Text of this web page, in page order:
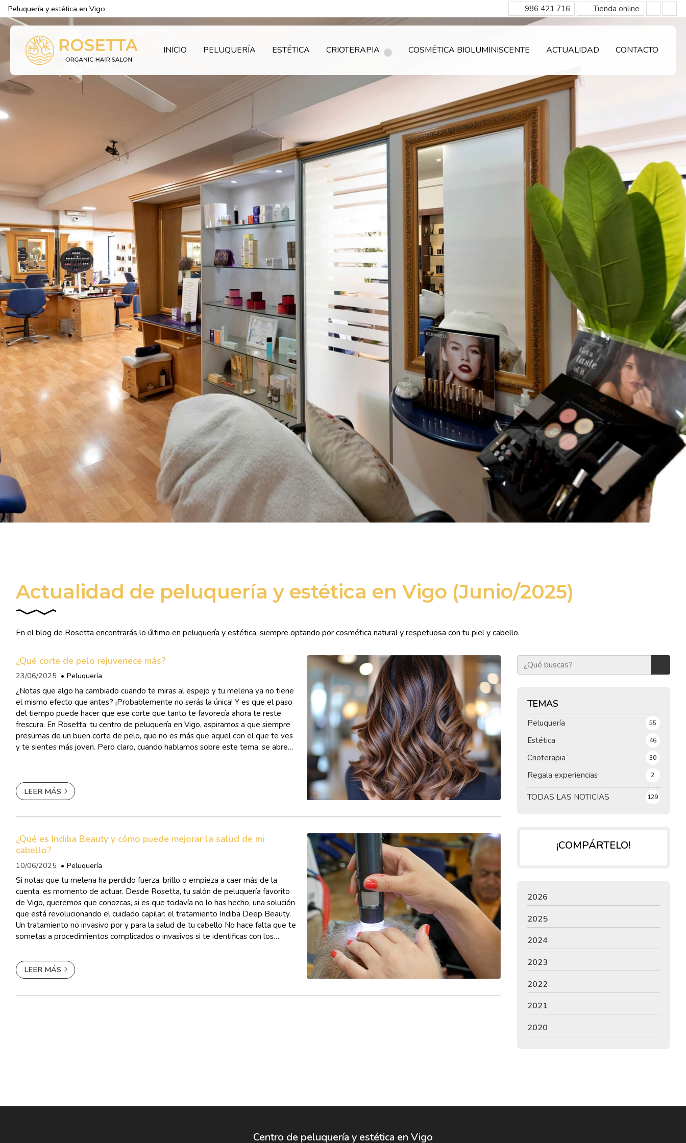
Peluquería y estética en Vigo 986 421 716 Tienda online
INICIO PELUQUERÍA ESTÉTICA CRIOTERAPIA COSMÉTICA BIOLUMINISCENTE ACTUALIDAD CONTACTO
Actualidad de peluquería y estética en Vigo (Junio/2025)
En el blog de Rosetta encontrarás lo último en peluquería y estética, siempre optando por cosmética natural y respetuosa con tu piel y cabello.
TEMAS
TODAS LAS NOTICIAS 129
Peluquería 55
Estética 46
Crioterapia 30
Regala experiencias 2
¿Qué corte de pelo rejuvenece más?
23/06/2025
Peluquería
¿Notas que algo ha cambiado cuando te miras al espejo y tu melena ya no tiene
el mismo efecto que antes? ¡Probablemente no serás la única! Y es que el paso
del tiempo puede hacer que ese corte que tanto te favorecía ahora te reste
frescura. En Rosetta, tu centro de peluquería en Vigo, aspiramos a que siempre
presumas de un buen corte de pelo, que no es más que aquel con el que te ves
y te sientes más joven. Pero claro, cuando hablamos sobre este tema, se abre
LEER MÁS
¿Qué es Indiba Beauty y cómo puede mejorar la salud de mi
cabello?
10/06/2025
Peluquería
Si notas que tu melena ha perdido fuerza, brillo o empieza a caer más de la
cuenta, es momento de actuar. Desde Rosetta, tu salón de peluquería favorito
de Vigo, queremos que conozcas, si es que todavía no lo has hecho, una solución
que está revolucionando el cuidado capilar: el tratamiento Indiba Deep Beauty.
Un tratamiento no invasivo por y para la salud de tu cabello No hace falta que te
sometas a procedimientos complicados o invasivos si te identificas con los
LEER MÁS
¡COMPÁRTELO!
2026
2025
2024
2023
2022
2021
2020
Centro de peluquería y estética en Vigo